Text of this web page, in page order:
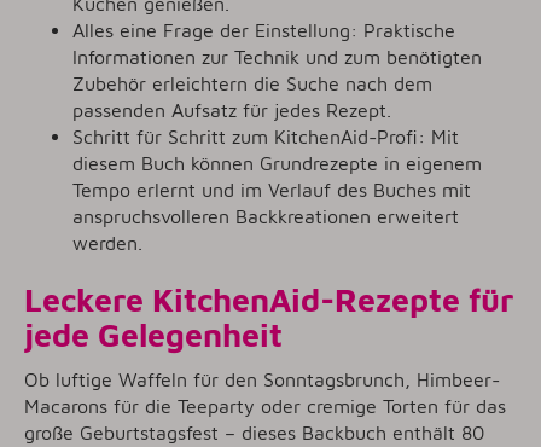
Alles eine Frage der Einstellung: Praktische
Informationen zur Technik und zum benötigten
Zubehör erleichtern die Suche nach dem
passenden Aufsatz für jedes Rezept.
Schritt für Schritt zum KitchenAid-Profi: Mit
diesem Buch können Grundrezepte in eigenem
Tempo erlernt und im Verlauf des Buches mit
anspruchsvolleren Backkreationen erweitert
werden.
Leckere KitchenAid-Rezepte für
jede Gelegenheit
Ob luftige Waffeln für den Sonntagsbrunch, Himbeer-
Macarons für die Teeparty oder cremige Torten für das
große Geburtstagsfest – dieses Backbuch enthält 80